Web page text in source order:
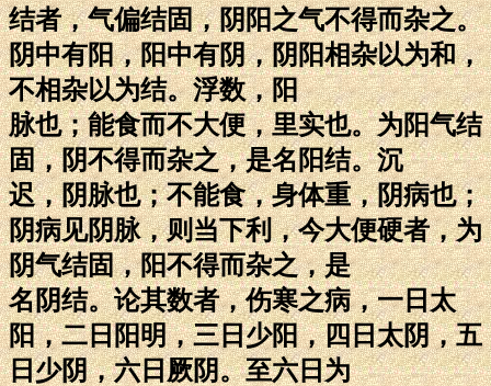
结者，气偏结固，阴阳之气不得而杂之。
阴中有阳，阳中有阴，阴阳相杂以为和，
不相杂以为结。浮数，阳
脉也；能食而不大便，里实也。为阳气结
固，阴不得而杂之，是名阳结。沉
迟，阴脉也；不能食，身体重，阴病也；
阴病见阴脉，则当下利，今大便硬者，为
阴气结固，阳不得而杂之，是
名阴结。论其数者，伤寒之病，一日太
阳，二日阳明，三日少阳，四日太阴，五
日少阴，六日厥阴。至六日为